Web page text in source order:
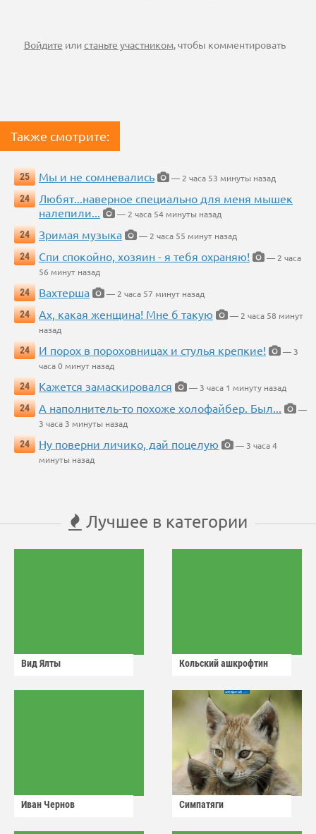
Войдите илистаньте участником, чтобы комментировать
Также смотрите:
25 Мы и не сомневались
— 2 часа 53 минуты назад
24
Любят...наверное специально для меня мышек
налепили...
— 2 часа 54 минуты назад
24
Зримая музыка
— 2 часа 55 минут назад
24
Спи спокойно, хозяин - я тебя охраняю!
— 2 часа
56 минут назад
24
Вахтерша
— 2 часа 57 минут назад
24
Ах, какая женщина! Мне б такую
— 2 часа 58 минут
назад
24
И порох в пороховницах и стулья крепкие!
— 3
часа 0 минут назад
24
Кажется замаскировался
— 3 часа 1 минуту назад
24
А наполнитель-то похоже холофайбер. Был...
—
3 часа 3 минуты назад
24
Ну поверни личико, дай поцелую
— 3 часа 4
минуты назад
Лучшее в категории
Вид Ялты Кольский ашкрофтин
Иван Чернов Симпатяги